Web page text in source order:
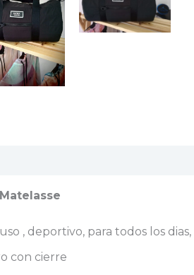
, deportivo, para todos los dias,
con cierre